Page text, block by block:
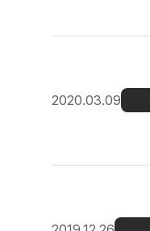
2020.03.09